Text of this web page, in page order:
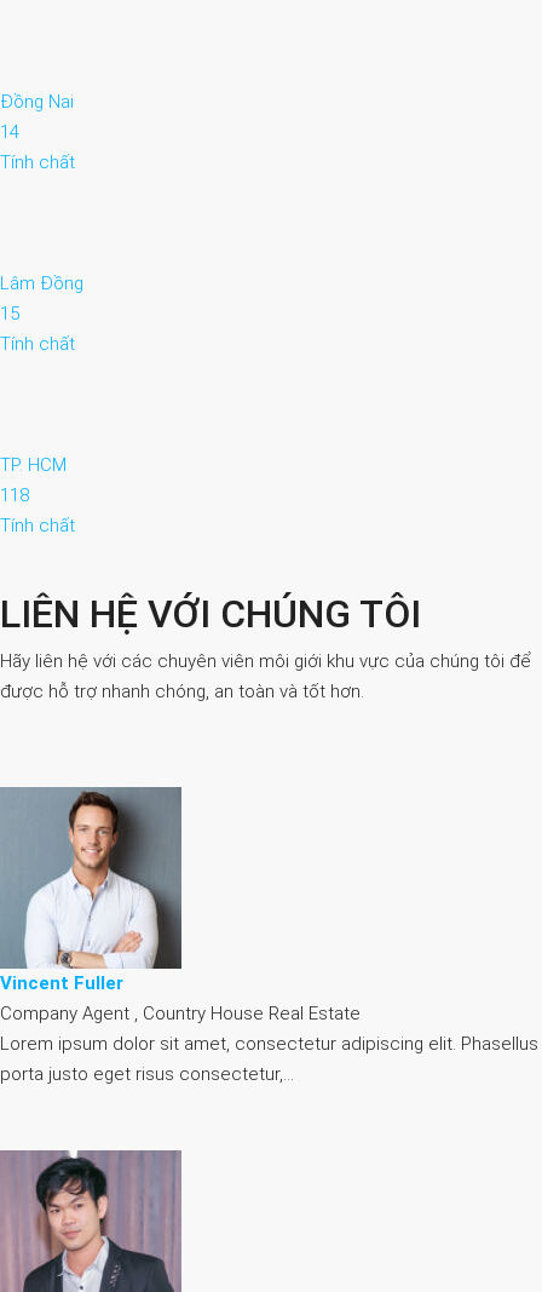
Đồng Nai
14
Tính chất
Lâm Đồng
15
Tính chất
TP. HCM
118
Tính chất
LIÊN HỆ VỚI CHÚNG TÔI
Hãy liên hệ với các chuyên viên môi giới khu vực của chúng tôi để
được hỗ trợ nhanh chóng, an toàn và tốt hơn.
Vincent Fuller
Company Agent , Country House Real Estate
Lorem ipsum dolor sit amet, consectetur adipiscing elit. Phasellus
porta justo eget risus consectetur,…